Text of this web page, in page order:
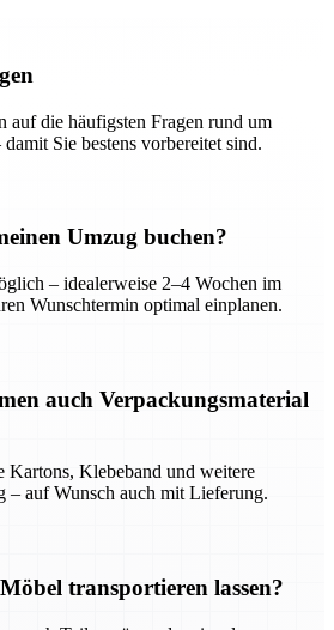
die häufigsten Fragen rund um
Sie bestens vorbereitet sind.
Umzug buchen?
– idealerweise 2–4 Wochen im
Wunschtermin optimal einplanen.
auch Verpackungsmaterial
Kartons, Klebeband und weitere
– auf Wunsch auch mit Lieferung.
transportieren lassen?